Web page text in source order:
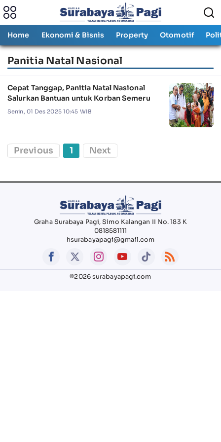
Home Ekonomi & Bisnis Property Otomotif
Panitia Natal Nasional
Cepat Tanggap, Panitia Natal Nasional
Salurkan Bantuan untuk Korban Semeru
Senin, 01 Des 2025 10:45 WIB
Previous 1 Next
Graha Surabaya Pagi, Simo Kalangan II No. 183 K
0818581111
hsurabayapagi@gmail.com
©2026 surabayapagi.com